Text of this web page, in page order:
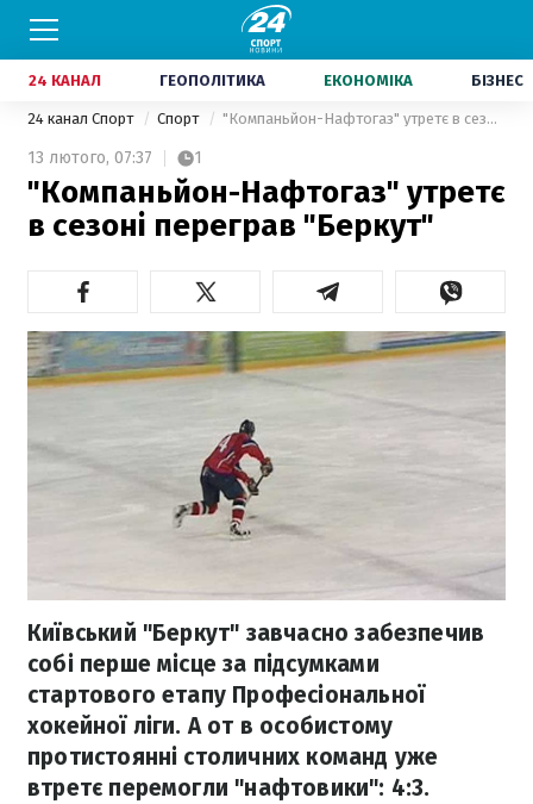
24 КАНАЛ ГЕОПОЛІТИКА ЕКОНОМІКА БІЗНЕС
24 канал Спорт Спорт "Компаньйон-Нафтогаз" утретє в сезоні переграв "Беркут"
13 лютого, 07:37 1
"Компаньйон-Нафтогаз" утретє
в сезоні переграв "Беркут"
Київський "Беркут" завчасно забезпечив
собі перше місце за підсумками
стартового етапу Професіональної
хокейної ліги. А от в особистому
протистоянні столичних команд уже
втретє перемогли "нафтовики": 4:3.